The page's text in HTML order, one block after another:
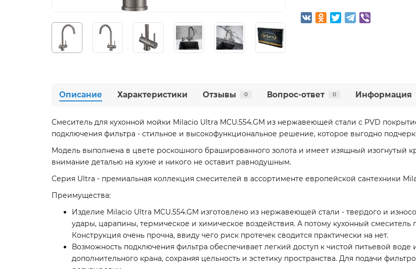
Описание Характеристики Отзывы 0 Вопрос-ответ 0 Информация
Смеситель для кухонной мойки Milacio Ultra MCU.554.GM из нержавеющей стали с PVD
подключения фильтра - стильное и высокофункциональное решение, которое выгодно
Модель выполнена в цвете роскошного брашированного золота и имеет изящный изогнутый
внимание деталью на кухне и никого не оставит равнодушным.
Серия Ultra - премиальная коллекция смесителей в ассортименте европейской сантехники
Преимущества:
Изделие Milacio Ultra MCU.554.GM изготовлено из нержавеющей стали - твердого и
удары, царапины, термическое и химическое воздействия. А потому кухонный
Конструкция очень прочна, ввиду чего риск протечек сводится практически на нет.
Возможность подключения фильтра обеспечивает легкий доступ к чистой питьевой воде
дополнительного крана, сохраняя цельность и эстетику пространства. Для подачи